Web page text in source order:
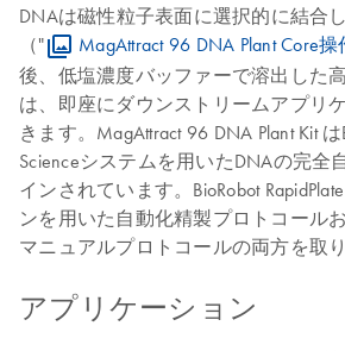
DNAは磁性粒子表面に選択的に結合
（"
MagAttract 96 DNA Plant Core
後、低塩濃度バッファーで溶出した
は、即座にダウンストリームアプリ
きます。MagAttract 96 DNA Plant Kit は
Scienceシステムを用いたDNAの完全
インされています。BioRobot
ンを用いた自動化精製プロトコール
マニュアルプロトコールの両方を取
アプリケーション